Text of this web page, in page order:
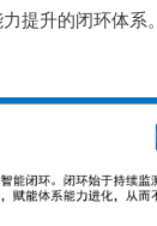
提升的闭环体系。